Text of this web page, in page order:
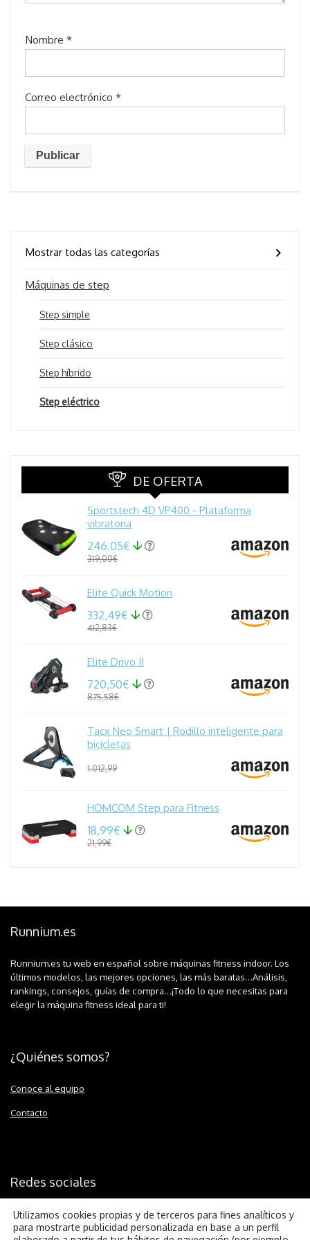
Nombre *
Correo electrónico *
Mostrar todas las categorías
Máquinas de step
Step simple
Step clásico
Step híbrido
Step eléctrico
DE OFERTA
Sportstech 4D VP400 - Plataforma
vibratoria
246,05€
319,00€
Elite Quick Motion
332,49€
412,83€
Elite Drivo II
720,50€
875,58€
Tacx Neo Smart | Rodillo inteligente para
bicicletas
1.012,99
HOMCOM Step para Fitness
18,99€
21,99€
Runnium.es
Runnium.es tu web en español sobre máquinas fitness indoor. Los
últimos modelos, las mejores opciones, las más baratas…Análisis,
rankings, consejos, guías de compra…¡Todo lo que necesitas para
elegir la máquina fitness ideal para ti!
¿Quiénes somos?
Conoce al equipo
Contacto
Redes sociales
Utilizamos cookies propias y de terceros para fines analíticos y
para mostrarte publicidad personalizada en base a un perfil